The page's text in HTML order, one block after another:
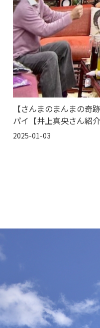
【さんまのまんまの奇
パイ【井上真央さん紹介
2025-01-03